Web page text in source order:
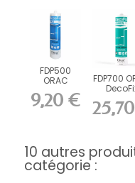
FDP500
ORAC
DecoFix Pro
310 ml
9,20 €
FDP700
Power
10 autres
catégorie :